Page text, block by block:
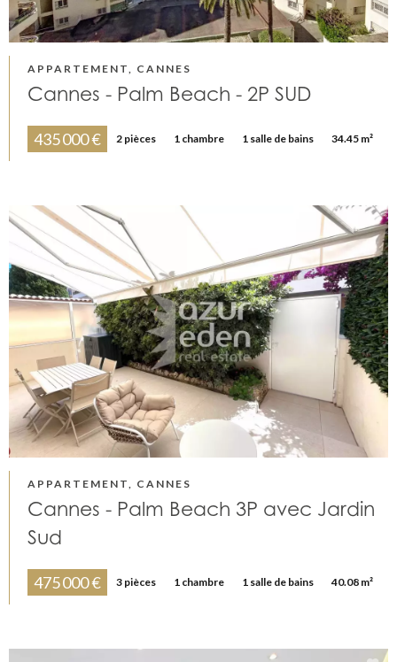
APPARTEMENT, CANNES
Cannes - Palm Beach - 2P SUD
435 000 € 2 pièces 1 chambre 1 salle de bains 34.45 m²
APPARTEMENT, CANNES
Cannes - Palm Beach 3P avec Jardin
Sud
475 000 € 3 pièces 1 chambre 1 salle de bains 40.08 m²